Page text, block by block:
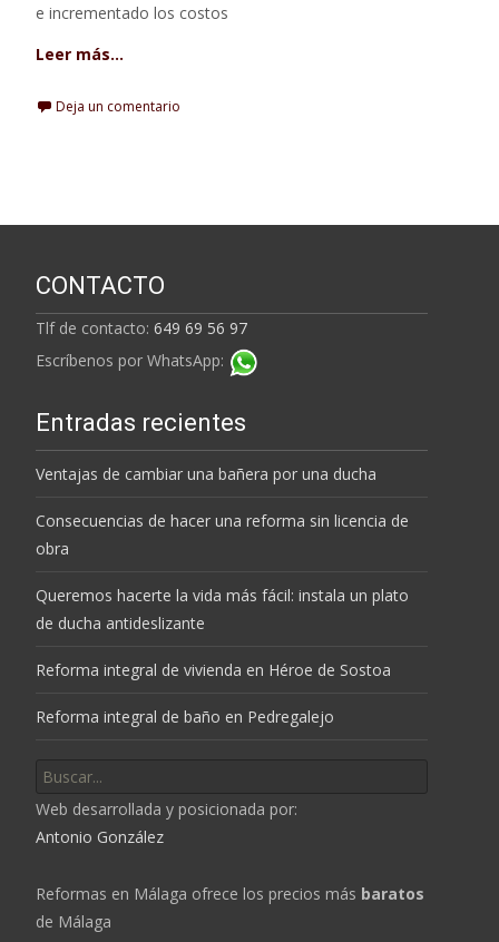
e incrementado los costos
Leer más…
Deja un comentario
CONTACTO
Tlf de contacto: 649 69 56 97
Escríbenos por WhatsApp:
Entradas recientes
Ventajas de cambiar una bañera por una ducha
Consecuencias de hacer una reforma sin licencia de
obra
Queremos hacerte la vida más fácil: instala un plato
de ducha antideslizante
Reforma integral de vivienda en Héroe de Sostoa
Reforma integral de baño en Pedregalejo
por:
Web desarrollada y posicionada por:
Antonio González
Reformas en Málaga ofrece los precios más baratos
de Málaga